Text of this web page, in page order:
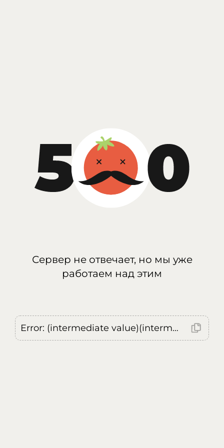
Сервер не отвечает, но мы уже
работаем над этим
Error: (intermediate value)(intermediate value)(intermediate value).replaceAll is not a function